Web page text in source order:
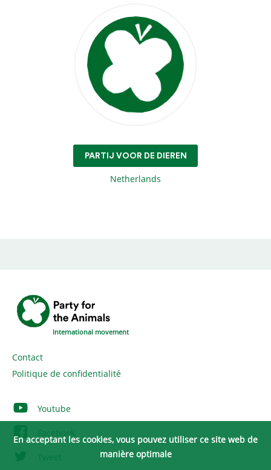
PARTIJ VOOR DE DIEREN
Netherlands
International movement
Contact
Politique de confidentialité
Youtube
Facebook
Tweet
En acceptant les cookies, vous pouvez utiliser ce site web de
manière optimale